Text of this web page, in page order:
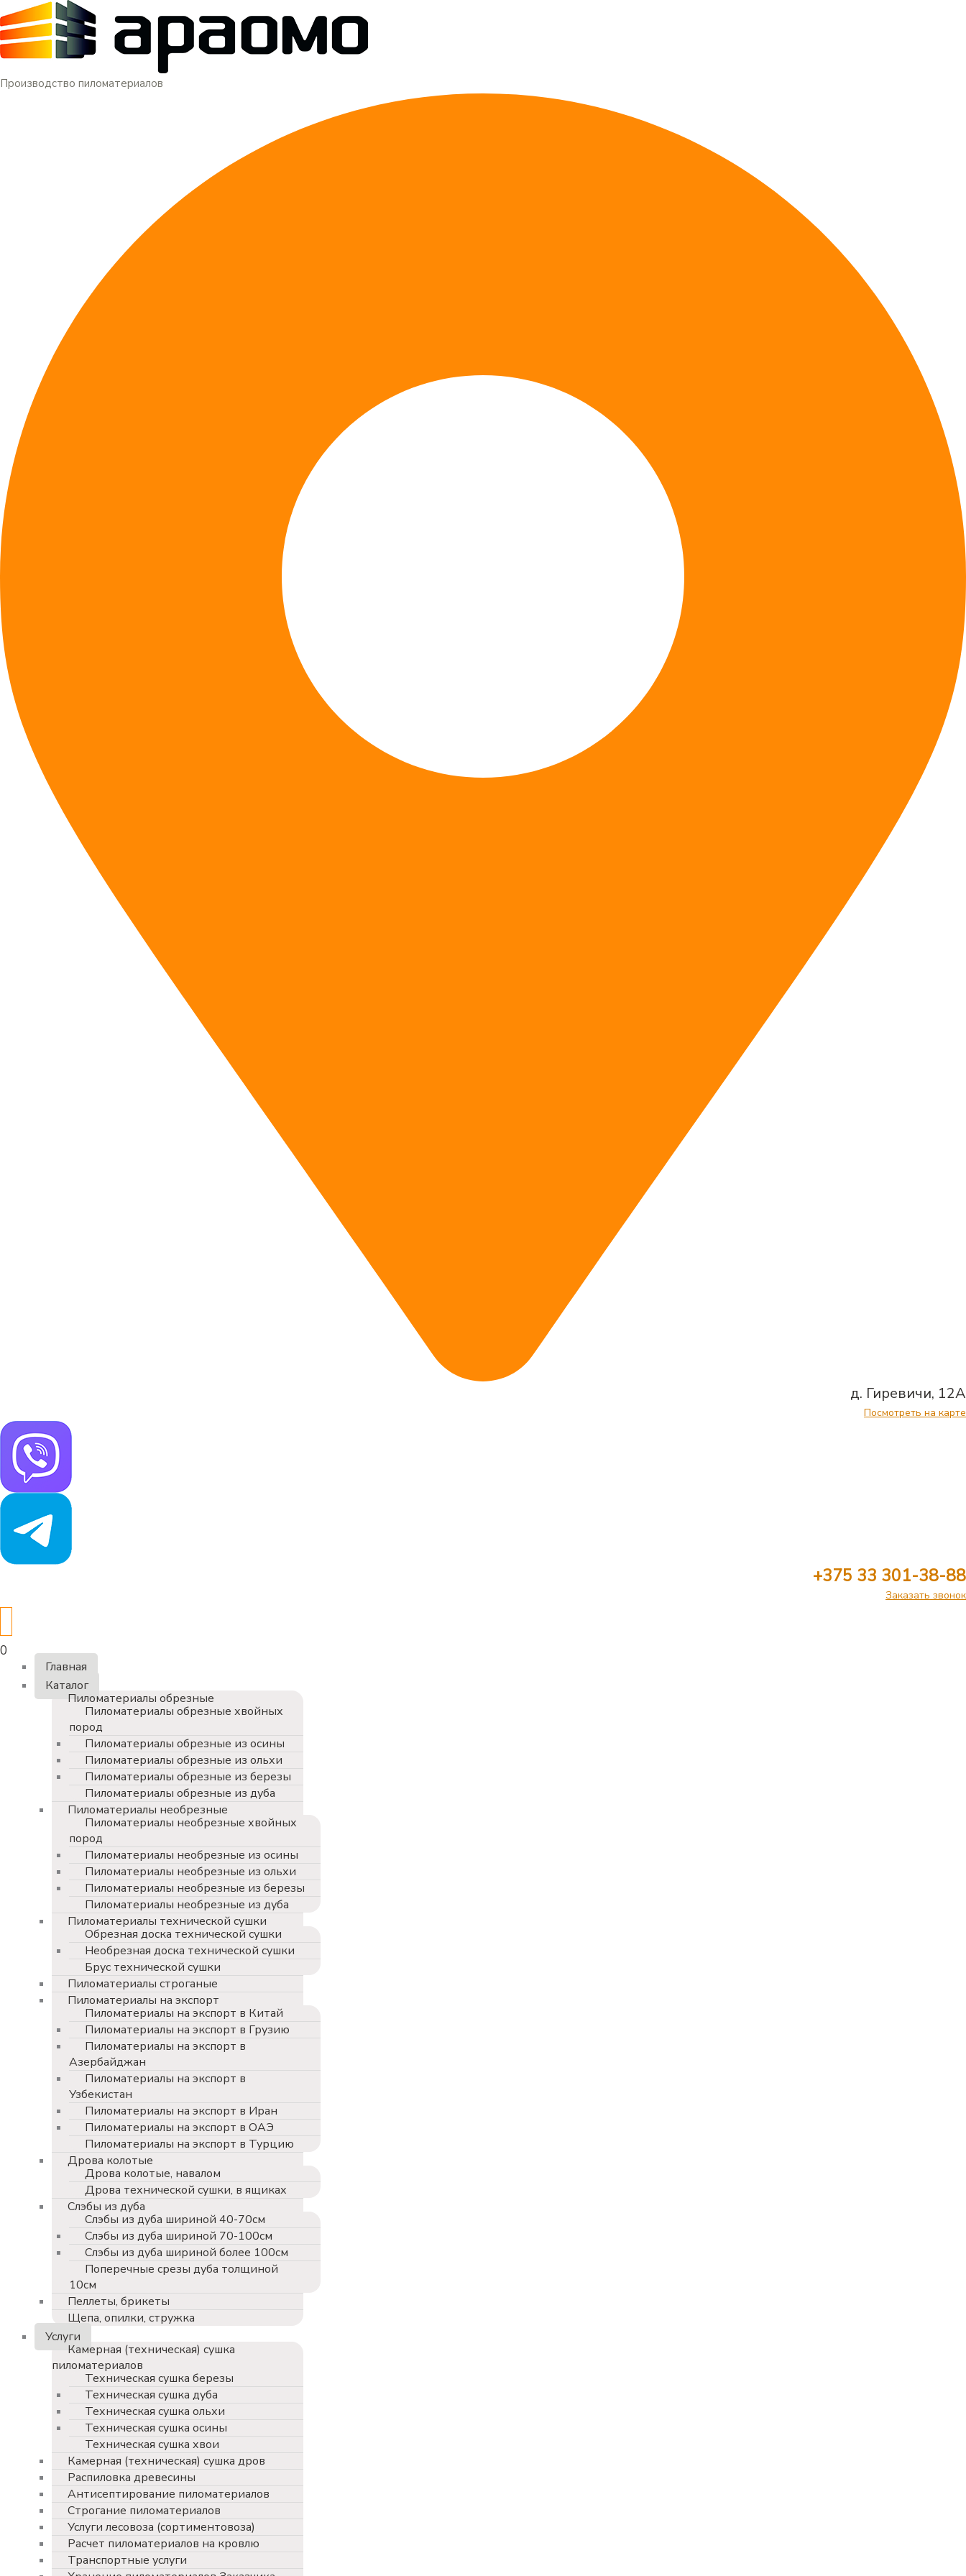
Производство пиломатериалов
д. Гиревичи, 12А
Посмотреть на карте
+375 33 301-38-88
Заказать звонок
0
Меню
Главная
Каталог
Пиломатериалы обрезные
Пиломатериалы обрезные хвойных
пород
Пиломатериалы обрезные из осины
Пиломатериалы обрезные из ольхи
Пиломатериалы обрезные из березы
Пиломатериалы обрезные из дуба
Пиломатериалы необрезные
Пиломатериалы необрезные хвойных
пород
Пиломатериалы необрезные из осины
Пиломатериалы необрезные из ольхи
Пиломатериалы необрезные из березы
Пиломатериалы необрезные из дуба
Пиломатериалы технической сушки
Обрезная доска технической сушки
Необрезная доска технической сушки
Брус технической сушки
Пиломатериалы строганые
Пиломатериалы на экспорт
Пиломатериалы на экспорт в Китай
Пиломатериалы на экспорт в Грузию
Пиломатериалы на экспорт в
Азербайджан
Пиломатериалы на экспорт в
Узбекистан
Пиломатериалы на экспорт в Иран
Пиломатериалы на экспорт в ОАЭ
Пиломатериалы на экспорт в Турцию
Дрова колотые
Дрова колотые, навалом
Дрова технической сушки, в ящиках
Слэбы из дуба
Слэбы из дуба шириной 40-70см
Слэбы из дуба шириной 70-100см
Слэбы из дуба шириной более 100см
Поперечные срезы дуба толщиной
10см
Пеллеты, брикеты
Щепа, опилки, стружка
Услуги
Камерная (техническая) сушка
пиломатериалов
Техническая сушка березы
Техническая сушка дуба
Техническая сушка ольхи
Техническая сушка осины
Техническая сушка хвои
Камерная (техническая) сушка дров
Распиловка древесины
Антисептирование пиломатериалов
Строгание пиломатериалов
Услуги лесовоза (сортиментовоза)
Расчет пиломатериалов на кровлю
Транспортные услуги
Перейти
к
содержимому